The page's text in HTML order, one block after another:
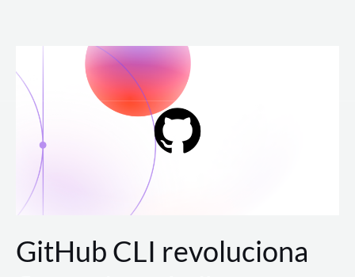
para
conteúdo
GitHub CLI revoluciona